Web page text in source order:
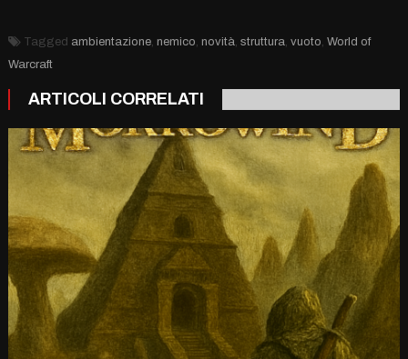
Tagged ambientazione, nemico novità struttura vuoto World of
Warcraft
ARTICOLI CORRELATI